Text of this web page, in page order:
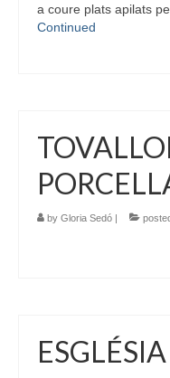
a coure plats apilats
Continued
by Gloria Sedó |